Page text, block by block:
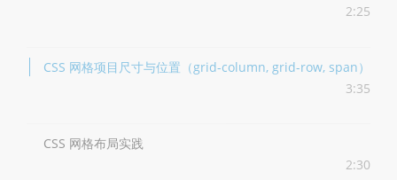
2:25
CSS 网格项目尺寸与位置（grid-column, grid-row, span）
3:35
CSS 网格布局实践
2:30